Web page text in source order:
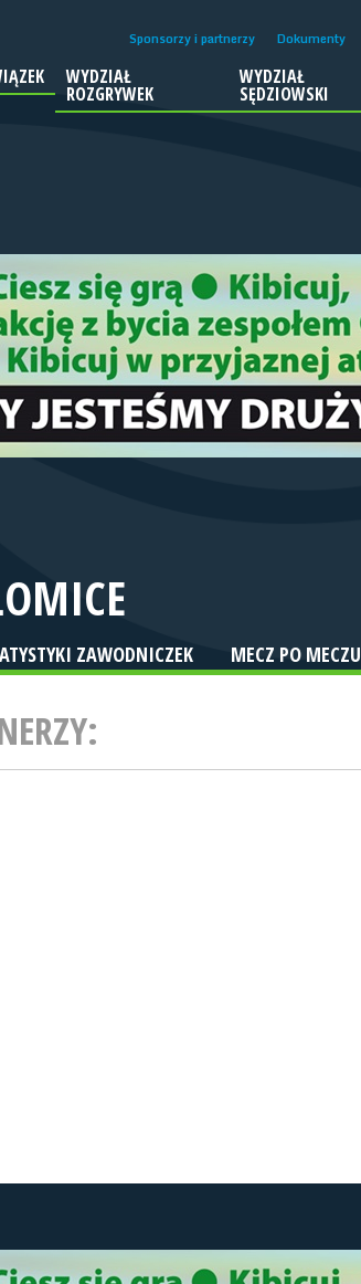
Sponsorzy i partnerzy Dokumenty
WYDZIAŁ
ROZGRYWEK
WYDZIAŁ
SĘDZIOWSKI
ZAWODNICZEK MECZ PO MECZU